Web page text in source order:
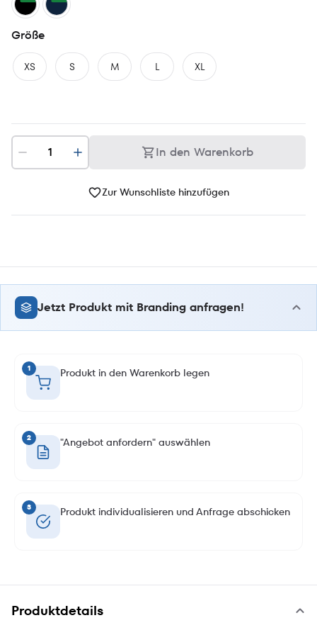
Größe
XS S M L XL
In den Warenkorb
Zur Wunschliste hinzufügen
Jetzt Produkt mit Branding anfragen!
1 Produkt in den Warenkorb legen
2 "Angebot anfordern" auswählen
3 Produkt individualisieren und Anfrage abschicken
Produktdetails